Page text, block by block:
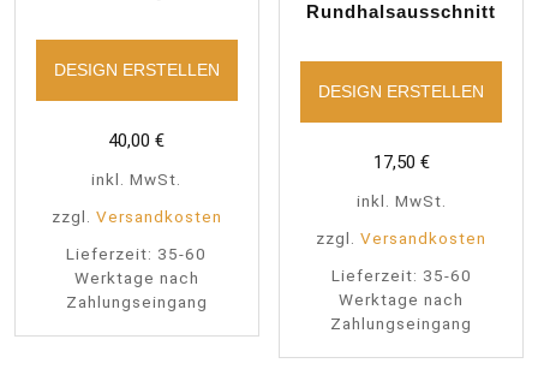
DESIGN ERSTELLEN
40,00€
inkl. MwSt.
zzgl. Versandkosten
Lieferzeit: 35-60
Werktage nach
Zahlungseingang
Rundhalsausschnitt
DESIGN ERSTELLEN
17,50 €
inkl. MwSt.
zzgl.Versandkosten
Lieferzeit: 35-60
Werktage nach
Zahlungseingang